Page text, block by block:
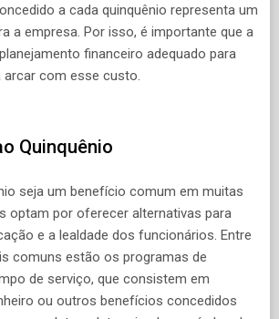
a cada quinquênio representa um
a empresa. Por isso, é importante que a
financeiro adequado para
arcar com esse custo.
Quinquênio
seja um benefício comum em muitas
optam por oferecer alternativas para
e a lealdade dos funcionários. Entre
comuns estão os programas de
de serviço, que consistem em
ou outros benefícios concedidos